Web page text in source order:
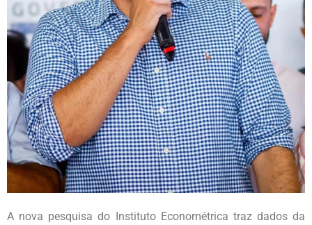
A nova pesquisa do Instituto Econométrica traz dados da